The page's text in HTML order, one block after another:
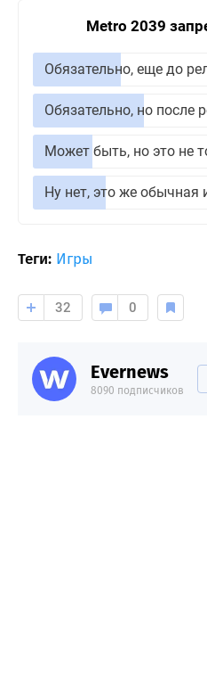
Metro 2039
Обязательно, еще до
Обязательно, но после
Может быть, но это не
Ну нет, это же обычная
Теги: Игры
32 0
Evernews
8090 подписчиков